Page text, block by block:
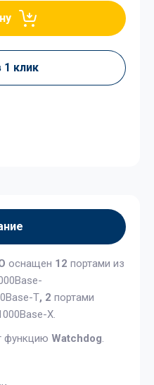
1 клик
оснащен 12 портами из
T, 2 портами
X.
функцию Watchdog